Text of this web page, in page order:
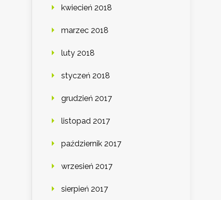
kwiecień 2018
marzec 2018
luty 2018
styczeń 2018
grudzień 2017
listopad 2017
październik 2017
wrzesień 2017
sierpień 2017